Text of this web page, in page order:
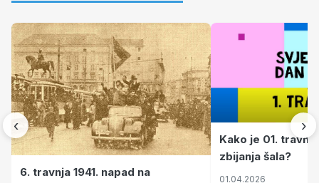
‹
6. travnja 1941. napad na
Kako je 01.
zbijanja šala?
01.04.2026
›